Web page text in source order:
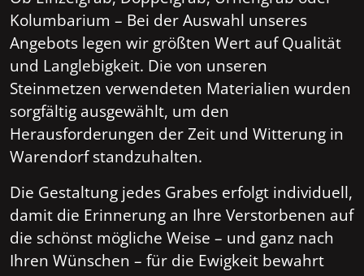
Kolumbarium – Bei der Auswahl unseres
Angebots legen wir größten Wert auf Qualität
und Langlebigkeit. Die von unseren
Steinmetzen verwendeten Materialien wurden
sorgfältig ausgewählt, um den
Herausforderungen der Zeit und Witterung in
Warendorf standzuhalten.
Die Gestaltung jedes Grabes erfolgt individuell,
damit die Erinnerung an Ihre Verstorbenen auf
die schönst mögliche Weise – und ganz nach
Ihren Wünschen – für die Ewigkeit bewahrt